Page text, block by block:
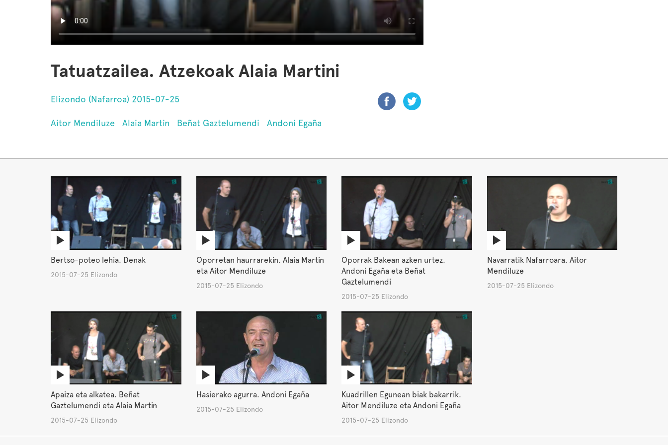
Tatuatzailea. Atzekoak Alaia Martini
Elizondo (Nafarroa) 2015-07-25
Aitor Mendiluze Alaia Martin Beñat Gaztelumendi Andoni Egaña
Bertso-poteo lehia. Denak
2015-07-25 Elizondo
Oporretan haurrarekin. Alaia Martin
eta Aitor Mendiluze
2015-07-25 Elizondo
Oporrak Bakean azken urtez.
Andoni Egaña eta Beñat
Gaztelumendi
2015-07-25 Elizondo
Navarratik Nafarroara. Aitor
Mendiluze
2015-07-25 Elizondo
Apaiza eta alkatea. Beñat
Gaztelumendi eta Alaia Martin
2015-07-25 Elizondo
Hasierako agurra. Andoni Egaña
2015-07-25 Elizondo
Kuadrillen Egunean biak bakarrik.
Aitor Mendiluze eta Andoni Egaña
2015-07-25 Elizondo